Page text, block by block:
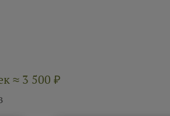
≈ 3 500 ₽